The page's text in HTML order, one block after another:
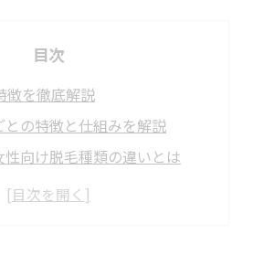
目次
徴を徹底解説
との特徴と仕組みを解説
性向け脱毛種類の違いとは
毛種類と効果の比較ポイント